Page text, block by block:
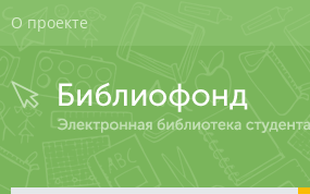
О проекте